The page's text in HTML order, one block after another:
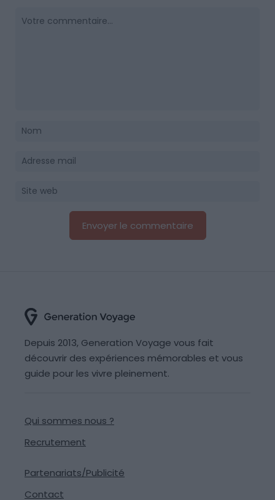
Depuis 2013, Generation Voyage vous fait
découvrir des expériences mémorables et vous
guide pour les vivre pleinement.
Qui sommes nous ?
Recrutement
Partenariats/Publicité
Contact